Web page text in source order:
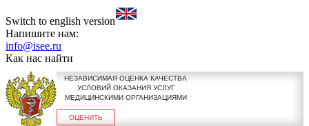
Switch to english version
Напишите нам:
info@isee.ru
Как нас найти
НЕЗАВИСИМАЯ ОЦЕНКА КАЧЕСТВА
УСЛОВИЙ ОКАЗАНИЯ УСЛУГ
МЕДИЦИНСКИМИ ОРГАНИЗАЦИЯМИ
ОЦЕНИТЬ